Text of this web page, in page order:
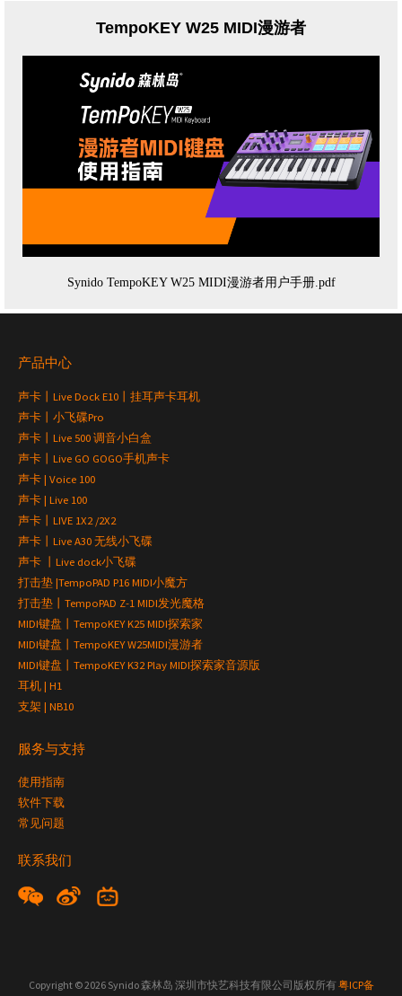
TempoKEY W25 MIDI漫游者
Synido TempoKEY W25 MIDI漫游者用户手册.pdf
产品中心
声卡丨Live Dock E10丨挂耳声卡耳机
声卡丨小飞碟Pro
声卡丨Live 500 调音小白盒
声卡丨Live GO GOGO手机声卡
声卡 | Voice 100
声卡 | Live 100
声卡丨LIVE 1X2 /2X2
声卡丨Live A30 无线小飞碟
声卡 丨Live dock小飞碟
打击垫 |TempoPAD P16 MIDI小魔方
打击垫丨TempoPAD Z-1 MIDI发光魔格
MIDI键盘丨TempoKEY K25 MIDI探索家
MIDI键盘丨TempoKEY W25MIDI漫游者
MIDI键盘丨TempoKEY K32 Play MIDI探索家音源版
耳机 | H1
支架 | NB10
服务与支持
使用指南
软件下载
常见问题
联系我们
Copyright © 2026 Synido 森林岛 深圳市快艺科技有限公司版权所有粤ICP备